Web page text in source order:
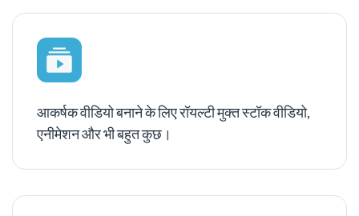
आकर्षक वीडियो बनाने के लिए रॉयल्टी मुक्त स्टॉक वीडियो,
एनीमेशन और भी बहुत कुछ।